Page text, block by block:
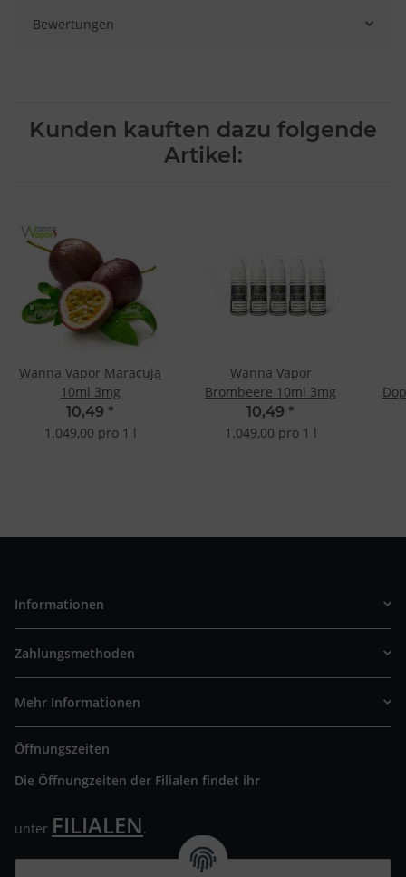
Bewertungen
Kunden kauften dazu folgende
Artikel:
Wanna Vapor Maracuja
10ml 3mg
10,49 *
1.049,00 pro 1 l
Wanna Vapor
Brombeere 10ml 3mg
10,49 *
1.049,00 pro 1 l
Informationen
Zahlungsmethoden
Mehr Informationen
Öffnungszeiten
Die Öffnungzeiten der Filialen findet ihr
unter FILIALEN.
Wir freuen uns auf Euren Besuch. Bitte beachtet die